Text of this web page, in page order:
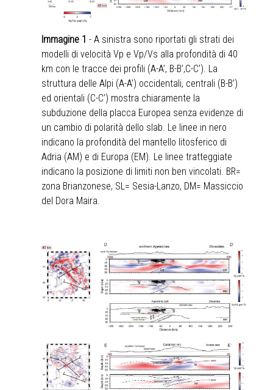
Immagine 1 - A sinistra sono riportati gli strati dei
modelli di velocità Vp e Vp/Vs alla profondità di 40
km con le tracce dei profili (A-A’, B-B’,C-C’). La
struttura delle Alpi (A-A’) occidentali, centrali (B-B’)
ed orientali (C-C’) mostra chiaramente la
subduzione della placca Europea senza evidenze di
un cambio di polarità dello slab. Le linee in nero
indicano la profondità del mantello litosferico di
Adria (AM) e di Europa (EM). Le linee tratteggiate
indicano la posizione di limiti non ben vincolati. BR=
zona Brianzonese, SL= Sesia-Lanzo, DM= Massiccio
del Dora Maira.